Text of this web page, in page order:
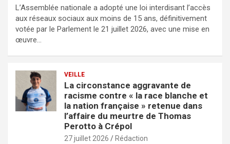
L’Assemblée nationale a adopté une loi interdisant l’accès
aux réseaux sociaux aux moins de 15 ans, définitivement
votée par le Parlement le 21 juillet 2026, avec une mise en
œuvre…
VEILLE
La circonstance aggravante de
racisme contre « la race blanche et
la nation française » retenue dans
l’affaire du meurtre de Thomas
Perotto à Crépol
27 juillet 2026 Rédaction